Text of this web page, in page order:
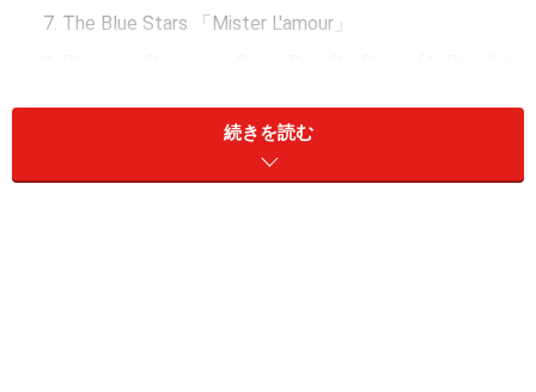
The Blue Stars 「Mister L'amour」
Ronnie Aldrich 「If The Rain's Got To Fall」
Double Six Of Paris 「Ooh-Shoo-Be-Doo-Bee」
続きを読む